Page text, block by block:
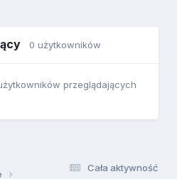
0 użytkowników
przeglądających
Cała aktywność